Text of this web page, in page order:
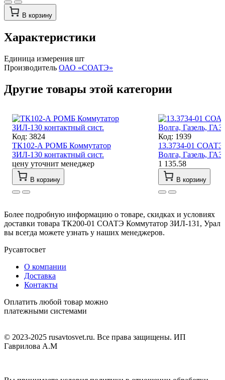
В корзину
Характеристики
Единица измерения шт
Производитель ОАО «СОАТЭ»
Другие товары этой категории
Код: 3824
ТК102-А РОМБ Коммутатор
ЗИЛ-130 контактный сист.
цену уточнит менеджер
В корзину
Код: 1939
13.3734-01 СОАТЭ
Волга, Газель,
1 135.58
В корзину
Более подробную информацию о товаре, скидках и условиях
доставки товара ТК200-01 СОАТЭ Коммутатор ЗИЛ-131, Урал
вы всегда можете узнать у наших менеджеров.
Русавтосвет
О компании
Доставка
Контакты
Оплатить любой товар можно
платежными системами
© 2023-2025 rusavtosvet.ru. Все права защищены. ИП
Гаврилова А.М